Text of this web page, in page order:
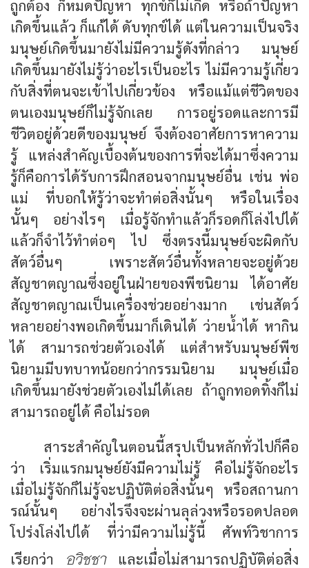
ถูกต้อง ก็หมดปัญหา ทุกข์ก็ไม่เกิด หรือถ้าปัญหา
เกิดขึ้นแล้ว ก็แก้ได้ ดับทุกข์ได้ แต่ในความเป็นจริง
มนุษย์เกิดขึ้นมายังไม่มีความรู้ดังที่กล่าว มนุษย์
เกิดขึ้นมายังไม่รู้ว่าอะไรเป็นอะไร ไม่มีความรู้เกี่ยว
กับสิ่งที่ตนจะเข้าไปเกี่ยวข้อง หรือแม้แต่ชีวิตของ
ตนเองมนุษย์ก็ไม่รู้จักเลย การอยู่รอดและการมี
ชีวิตอยู่ด้วยดีของมนุษย์ จึงต้องอาศัยการหาความ
รู้ แหล่งสำคัญเบื้องต้นของการที่จะได้มาซึ่งความ
รู้ก็คือการได้รับการฝึกสอนจากมนุษย์อื่น เช่น พ่อ
แม่ ที่บอกให้รู้ว่าจะทำต่อสิ่งนั้นๆ หรือในเรื่อง
นั้นๆ อย่างไรๆ เมื่อรู้จักทำแล้วก็รอดก็โล่งไปได้
แล้วก็จำไว้ทำต่อๆ ไป ซึ่งตรงนี้มนุษย์จะผิดกับ
สัตว์อื่นๆ เพราะสัตว์อื่นทั้งหลายจะอยู่ด้วย
สัญชาตญาณซึ่งอยู่ในฝ่ายของพีชนิยาม ได้อาศัย
สัญชาตญาณเป็นเครื่องช่วยอย่างมาก เช่นสัตว์
หลายอย่างพอเกิดขึ้นมาก็เดินได้ ว่ายน้ำได้ หากิน
ได้ สามารถช่วยตัวเองได้ แต่สำหรับมนุษย์พีช
นิยามมีบทบาทน้อยกว่ากรรมนิยาม มนุษย์เมื่อ
เกิดขึ้นมายังช่วยตัวเองไม่ได้เลย ถ้าถูกทอดทิ้งก็ไม่
สามารถอยู่ได้ คือไม่รอด
สาระสำคัญในตอนนี้สรุปเป็นหลักทั่วไปก็คือ
ว่า เริ่มแรกมนุษย์ยังมีความไม่รู้ คือไม่รู้จักอะไร
เมื่อไม่รู้จักก็ไม่รู้จะปฏิบัติต่อสิ่งนั้นๆ หรือสถานกา
รณ์นั้นๆ อย่างไรจึงจะผ่านลุล่วงหรือรอดปลอด
โปร่งโล่งไปได้ ที่ว่ามีความไม่รู้นี้ ศัพท์วิชาการ
เรียกว่า อวิชชาและเมื่อไม่สามารถปฏิบัติต่อสิ่ง